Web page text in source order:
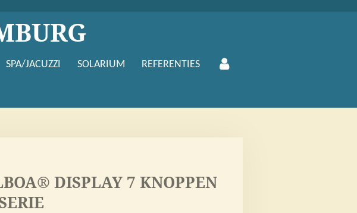
SPA/JACUZZI SOLARIUM REFERENTIES
DISPLAY 7 KNOPPEN